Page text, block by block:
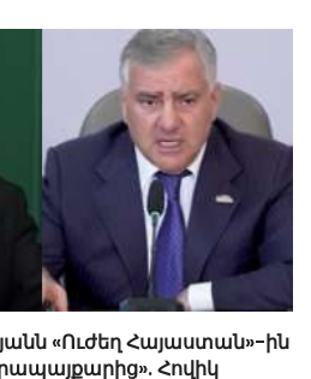
«Ուժեղ Հայաստան»-ին
Հովիկ